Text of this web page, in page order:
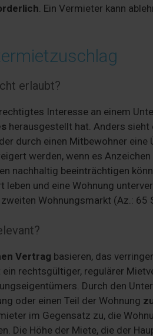
. Ein Vermieter kann
erlaubt?
Interesse an einem
herausgestellt hat. Anders sieht
durch einen Mitbewohner eine
werden, wenn es
nachhaltig beeinträchtigen
leben und eine Wohnung
Wohnungsmarkt (Az.: 65
Vertrag basieren, das
ein rechtsgültiger, regulärer
Durch den
oder einen Teil der Wohnung
im Gegensatz zu, die
Die Höhe der Miete, die der